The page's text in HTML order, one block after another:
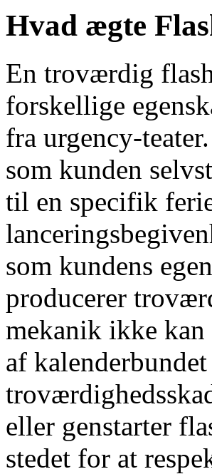
Hvad ægte
En troværdig
forskellige
fra urgency-
som kunden
til en specifik
som kundens
producerer
mekanik ikke
af
eller genstarter
stedet for at